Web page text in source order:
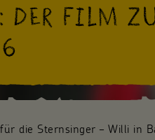
DER FILM
die Sternsinger – Willi in